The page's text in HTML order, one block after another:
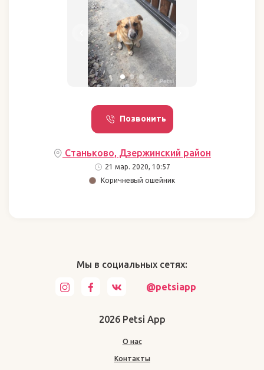
Позвонить
Станьково, Дзержинский район
21 мар. 2020, 10:57
Коричневый ошейник
Мы в социальных сетях:
@petsiapp
2026 Petsi App
О нас
Контакты